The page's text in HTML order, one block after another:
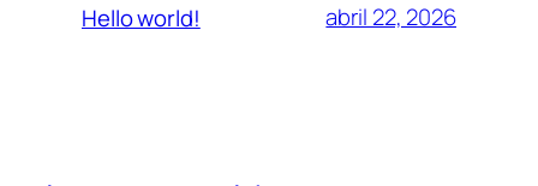
Hello world! abril 22, 2026